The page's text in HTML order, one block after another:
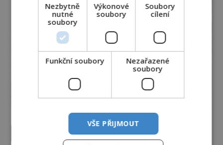
Vesmír a technologie
Nezbytně
nutné
soubory
Výkonové
soubory
Soubory
cílení
Funkční soubory
Nezařazené
soubory
VŠE PŘIJMOUT